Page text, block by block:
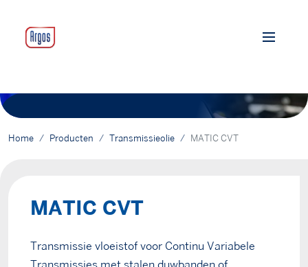
Home Producten Transmissieolie MATIC CVT
MATIC CVT
Transmissie vloeistof voor Continu Variabele